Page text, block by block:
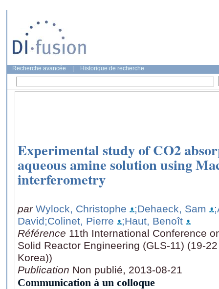
Recherche avancée Historique de recherche
Experimental study of CO2
aqueous amine solution using
interferometry
par Wylock, Christophe ;Dehaeck, Sam
David;Colinet, Pierre
;Haut, Benoît
Référence 11th International Conference
Solid Reactor Engineering (GLS-11) (19-
Korea))
Publication Non publié, 2013-08-21
Communication à un colloque